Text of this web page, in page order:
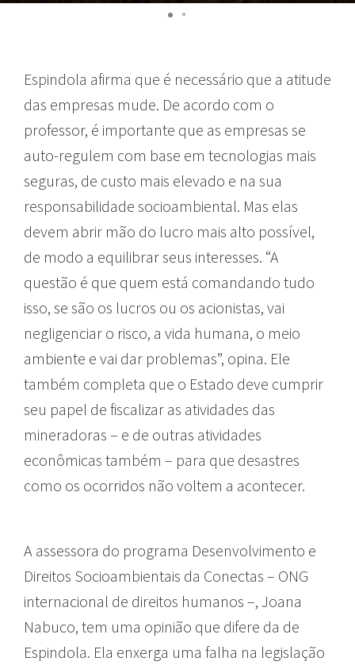
Espindola afirma que é necessário que a atitude
das empresas mude. De acordo com o
professor, é importante que as empresas se
auto-regulem com base em tecnologias mais
seguras, de custo mais elevado e na sua
responsabilidade socioambiental. Mas elas
devem abrir mão do lucro mais alto possível,
de modo a equilibrar seus interesses. “A
questão é que quem está comandando tudo
isso, se são os lucros ou os acionistas, vai
negligenciar o risco, a vida humana, o meio
ambiente e vai dar problemas”, opina. Ele
também completa que o Estado deve cumprir
seu papel de fiscalizar as atividades das
mineradoras – e de outras atividades
econômicas também – para que desastres
como os ocorridos não voltem a acontecer.
A assessora do programa Desenvolvimento e
Direitos Socioambientais da Conectas – ONG
internacional de direitos humanos –, Joana
Nabuco, tem uma opinião que difere da de
Espindola. Ela enxerga uma falha na legislação